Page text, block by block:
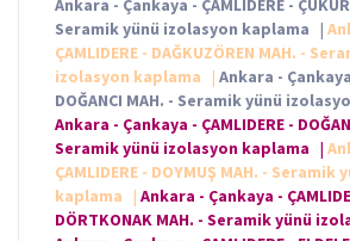
Ankara - Çankaya - ÇAMLIDERE -
Seramik yünü izolasyon kaplama |
ÇAMLIDERE - DAĞKUZÖREN MAH. -
izolasyon kaplama
| Ankara - Çankaya
DOĞANCI MAH. - Seramik yünü
Ankara - Çankaya - ÇAMLIDERE -
Seramik yünü izolasyon kaplama |
ÇAMLIDERE - DOYMUŞ MAH. -
kaplama
| Ankara - Çankaya -
DÖRTKONAK MAH. - Seramik yünü